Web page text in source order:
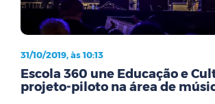
31/10/2019, às 10:13
Escola 360 une Educação e
projeto-piloto na área de